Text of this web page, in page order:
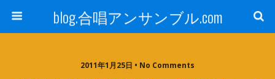
blog.合唱アンサンブル.com
2011年1月25日 • No Comments